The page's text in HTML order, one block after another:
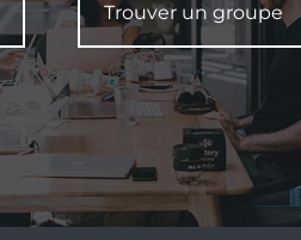
Trouver un groupe